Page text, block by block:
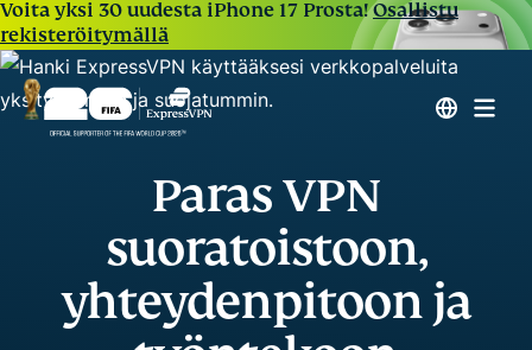
Voita yksi 30 uudesta iPhone 17 Prosta!Osallistu
rekisteröitymällä
Paras VPN
suoratoistoon,
yhteydenpitoon ja